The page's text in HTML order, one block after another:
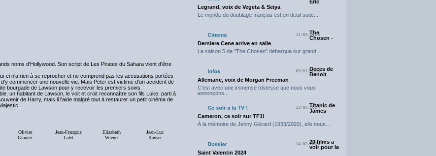
noms d'Hollywood. Son script de Les Pirates du Sahara vient d'être
ci n'a rien à se reprocher et ne comprend pas les accusations portées
commencer une nouvelle vie. Mais Peter est victime d'un accident de
bourgade de Lawson pour y recevoir les premiers soins.
un habitant de Lawson, le voit et croit reconnaître son fils Luke, parti à
de Harry, mais il l'aide malgré tout à restaurer un petit cinéma de
Olivier
Granier
Jean-François
Lalet
Elizabeth
Wiener
Jean-Luc
Kayser
Eric
Legrand, voix de Vegeta & Seiya
Le monde du doublage français est en deuil suite...
11/04/2025
The
Chosen -
Derniere Cene arrive en salle
La saison 5 de "The Chosen" débarque sur grand...
09/01/2025Deces de
Benoit
Allemane, voix de Morgan Freeman
C'est avec une immense tristesse que nous vous
annonçons...
23/06/2024Titanic de
James
Cameron, ce soir sur TF1!
À la mémoire de Jenny Gérard (1933/2020), elle nous...
14/02/202420 films a
voir pour la
Saint Valentin 2024